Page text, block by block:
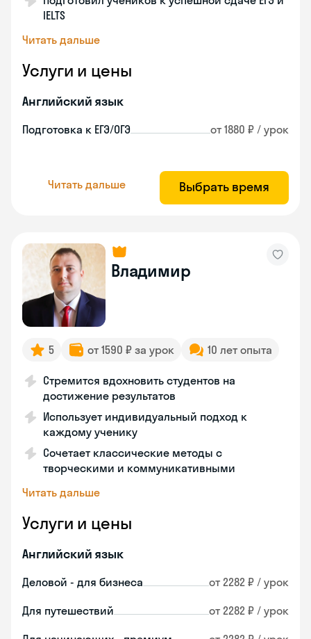
IELTS
Читать дальше
Услуги и цены
Английский язык
Подготовка к ЕГЭ/ОГЭ от 1880 ₽ / урок
Читать дальше Выбрать время
Владимир
5 от 1590 ₽ за урок 10 лет опыта
Стремится вдохновить студентов на
достижение результатов
Использует индивидуальный подход к
каждому ученику
Сочетает классические методы с
творческими и коммуникативными
Читать дальше
Услуги и цены
Английский язык
Деловой - для бизнеса от 2282 ₽ / урок
Для путешествий от 2282 ₽ / урок